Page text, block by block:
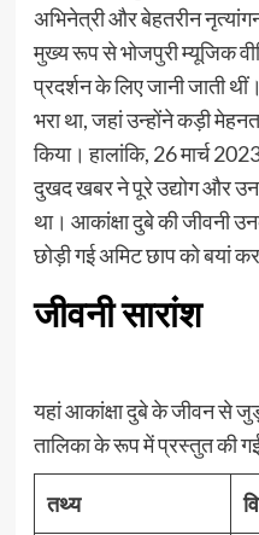
अभिनेत्री और बेहतरीन
मुख्य रूप से भोजपुरी म्यूजिक
प्रदर्शन के लिए जानी जाती
भरा था, जहां उन्होंने कड़ी
किया। हालांकि, 26 मार्च
दुखद खबर ने पूरे उद्योग और
था। आकांक्षा दुबे की जीवनी
छोड़ी गई अमिट छाप को बयां
जीवनी सारांश
यहां आकांक्षा दुबे के जीवन से
तालिका के रूप में प्रस्तुत की
तथ्य